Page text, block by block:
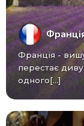
Франція - вишукана та пікантна країна, яка не
перестає
одного[...]